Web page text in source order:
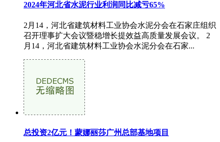
2024年河北省水泥行业利润同比减亏65%
2月14，河北省建筑材料工业协会水泥分会在石家庄组织
召开理事扩大会议暨稳增长提效益高质量发展会议。 2
月14，河北省建筑材料工业协会水泥分会在石家...
总投资2亿元！蒙娜丽莎广州总部基地项目